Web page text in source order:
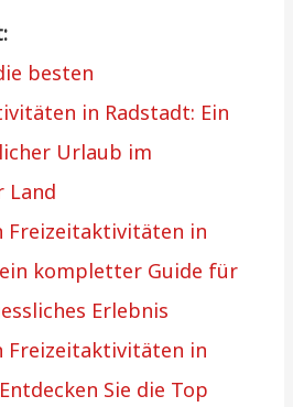
besten
in Radstadt: Ein
Urlaub im
Land
Freizeitaktivitäten in
kompletter Guide für
Erlebnis
Freizeitaktivitäten in
Sie die Top